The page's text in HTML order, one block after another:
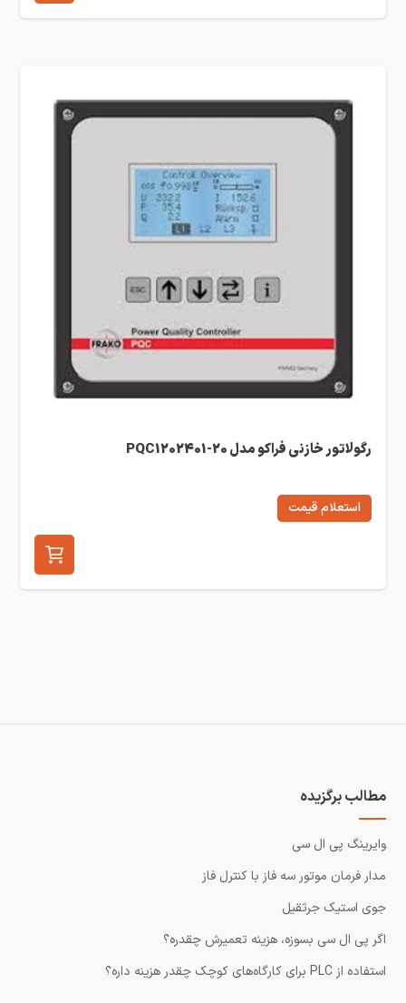
رگولاتور خازنی فراکو مدل PQC1202401-20
استعلام قیمت
مطالب برگزیده
وایرینگ پی ال سی
مدار فرمان موتور سه فاز با کنترل فاز
جوی استیک جرثقیل
اگر پی ال سی بسوزه، هزینه تعمیرش چقدره؟
استفاده از PLC برای کارگاه‌های کوچک چقدر هزینه داره؟